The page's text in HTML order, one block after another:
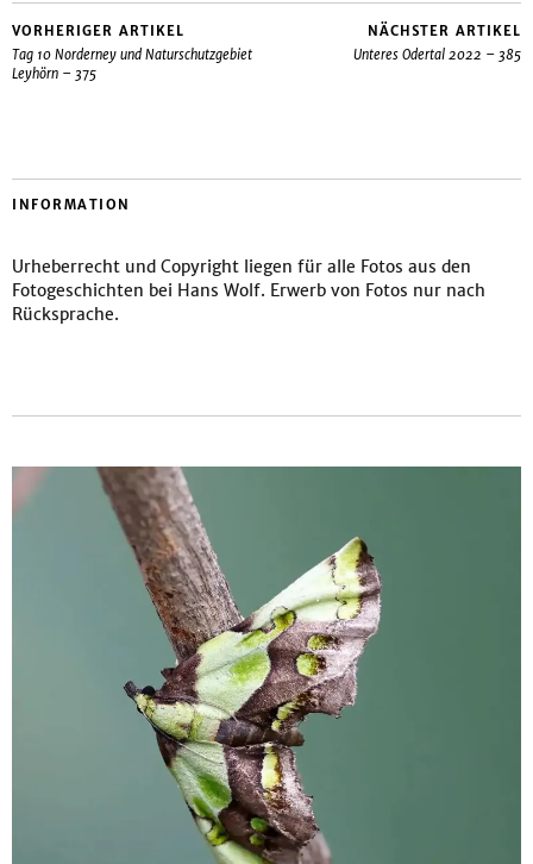
VORHERIGER ARTIKEL
Tag 10 Norderney und Naturschutzgebiet
Leyhörn – 375
NÄCHSTER ARTIKEL
Unteres Odertal 2022 – 385
INFORMATION
Urheberrecht und Copyright liegen für alle Fotos aus den
Fotogeschichten bei Hans Wolf. Erwerb von Fotos nur nach
Rücksprache.